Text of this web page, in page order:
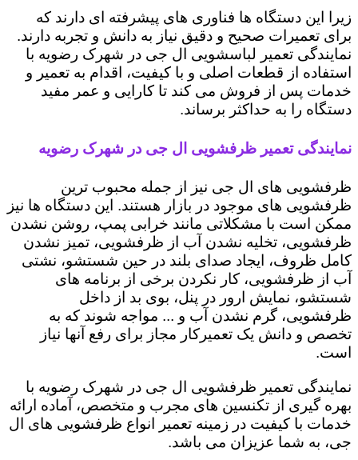
زیرا این دستگاه ها فناوری های پیشرفته ای دارند که
برای تعمیرات صحیح و دقیق نیاز به دانش و تجربه دارند.
نمایندگی تعمیر لباسشویی ال جی در شهرک رضویه با
استفاده از قطعات اصلی و با کیفیت، اقدام به تعمیر و
خدمات پس از فروش می کند تا کارایی و عمر مفید
دستگاه را به حداکثر برساند.
نمایندگی تعمیر ظرفشویی ال جی در شهرک رضویه
ظرفشویی های ال جی نیز از جمله محبوب ترین
ظرفشویی های موجود در بازار هستند. این دستگاه ها نیز
ممکن است با مشکلاتی مانند خرابی پمپ، روشن نشدن
ظرفشویی، تخلیه نشدن آب از ظرفشویی، تمیز نشدن
کامل ظروف، ایجاد صدای بلند در حین شستشو، نشتی
آب از ظرفشویی، کار نکردن برخی از برنامه های
شستشو، نمایش ارور در پنل، بوی بد از داخل
ظرفشویی، گرم نشدن آب و ... مواجه شوند که به
تخصص و دانش یک تعمیرکار مجاز برای رفع آنها نیاز
است.
نمایندگی تعمیر ظرفشویی ال جی در شهرک رضویه با
بهره گیری از تکنسین های مجرب و متخصص، آماده ارائه
خدمات با کیفیت در زمینه تعمیر انواع ظرفشویی های ال
جی، به شما عزیزان می باشد.